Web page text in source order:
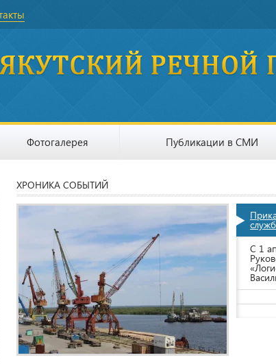
Фотогалерея Публикации в СМИ
ХРОНИКА СОБЫТИЙ
С 1